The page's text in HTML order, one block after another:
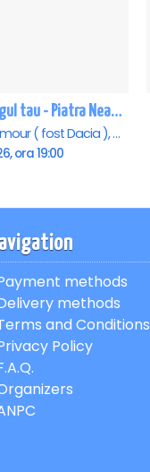
RAOUL - De dragul tau - Piatra Neamt
Cinema Mon Amour ( fost Dacia ), Piatra-Neamt
ora 19:00
methods
methods
and Conditions
Policy